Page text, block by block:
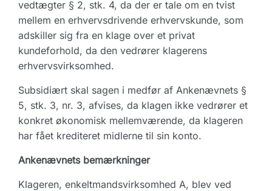
vedtægter § 2, stk. 4, da der er tale om en tvist
mellem en erhvervsdrivende erhvervskunde, som
adskiller sig fra en klage over et privat
kundeforhold, da den vedrører klagerens
erhvervsvirksomhed.
Subsidiært skal sagen i medfør af Ankenævnets §
5, stk. 3, nr. 3, afvises, da klagen ikke vedrører et
konkret økonomisk mellemværende, da klageren
har fået krediteret midlerne til sin konto.
Ankenævnets bemærkninger
Klageren, enkeltmandsvirksomhed A, blev ved